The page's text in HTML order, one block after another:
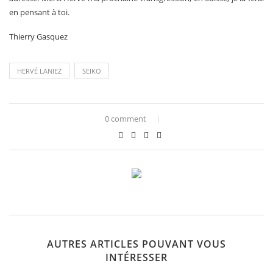
en pensant à toi.
Thierry Gasquez
HERVÉ LANIEZ SEIKO
0 comment
AUTRES ARTICLES POUVANT VOUS
INTÉRESSER